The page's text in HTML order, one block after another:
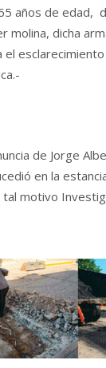
años de
dicha
de Jorge
en la
motivo